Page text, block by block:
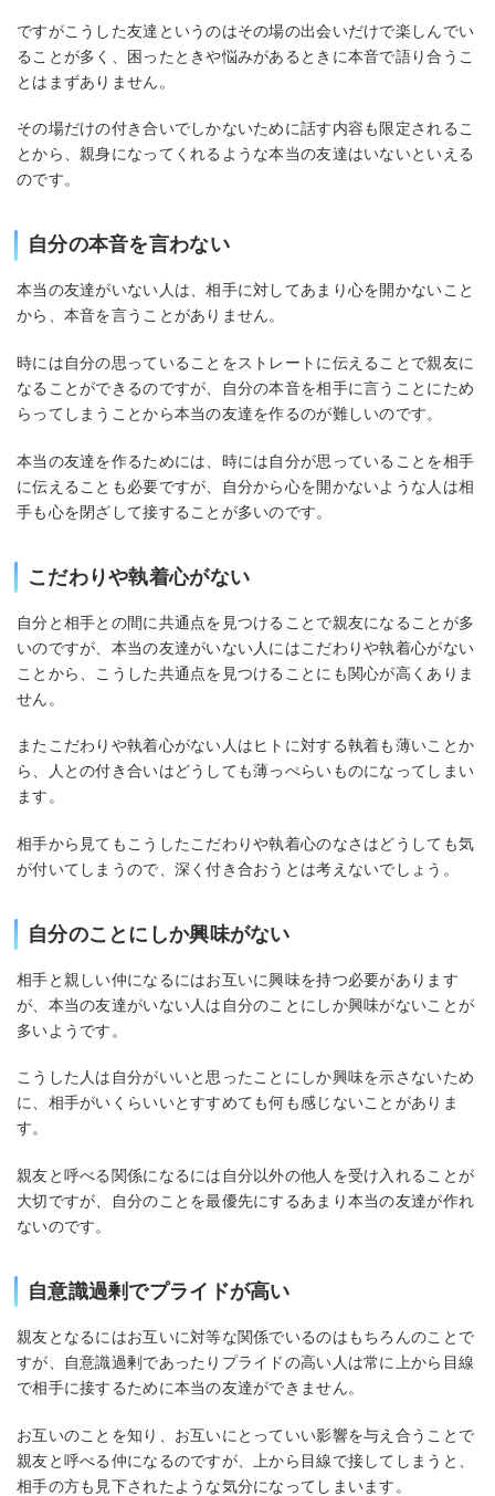
ですがこうした友達というのはその場の出会いだけで楽しんでい
ることが多く、困ったときや悩みがあるときに本音で語り合うこ
とはまずありません。
その場だけの付き合いでしかないために話す内容も限定されるこ
とから、親身になってくれるような本当の友達はいないといえる
のです。
自分の本音を言わない
本当の友達がいない人は、相手に対してあまり心を開かないこと
から、本音を言うことがありません。
時には自分の思っていることをストレートに伝えることで親友に
なることができるのですが、自分の本音を相手に言うことにため
らってしまうことから本当の友達を作るのが難しいのです。
本当の友達を作るためには、時には自分が思っていることを相手
に伝えることも必要ですが、自分から心を開かないような人は相
手も心を閉ざして接することが多いのです。
こだわりや執着心がない
自分と相手との間に共通点を見つけることで親友になることが多
いのですが、本当の友達がいない人にはこだわりや執着心がない
ことから、こうした共通点を見つけることにも関心が高くありま
せん。
またこだわりや執着心がない人はヒトに対する執着も薄いことか
ら、人との付き合いはどうしても薄っぺらいものになってしまい
ます。
相手から見てもこうしたこだわりや執着心のなさはどうしても気
が付いてしまうので、深く付き合おうとは考えないでしょう。
自分のことにしか興味がない
相手と親しい仲になるにはお互いに興味を持つ必要があります
が、本当の友達がいない人は自分のことにしか興味がないことが
多いようです。
こうした人は自分がいいと思ったことにしか興味を示さないため
に、相手がいくらいいとすすめても何も感じないことがありま
す。
親友と呼べる関係になるには自分以外の他人を受け入れることが
大切ですが、自分のことを最優先にするあまり本当の友達が作れ
ないのです。
自意識過剰でプライドが高い
親友となるにはお互いに対等な関係でいるのはもちろんのことで
すが、自意識過剰であったりプライドの高い人は常に上から目線
で相手に接するために本当の友達ができません。
お互いのことを知り、お互いにとっていい影響を与え合うことで
親友と呼べる仲になるのですが、上から目線で接してしまうと、
相手の方も見下されたような気分になってしまいます。